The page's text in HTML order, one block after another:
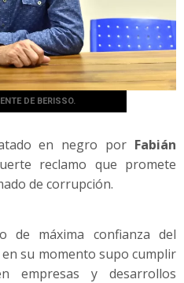
DE BERISSO.
en negro por Fabián
reclamo que promete
de corrupción.
de máxima confianza del
su momento supo cumplir
empresas y desarrollos